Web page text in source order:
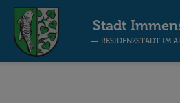
Stadt
RESIDENZSTADT IM